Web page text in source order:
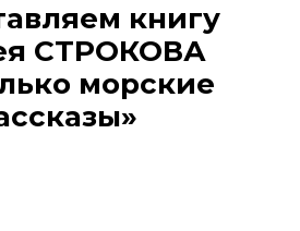
книгу
СТРОКОВА
морские